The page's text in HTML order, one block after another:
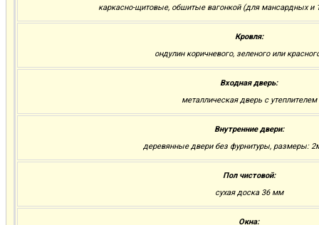
каркасно-щитовые, обшитые вагонкой (для мансардных и
Кровля:
ондулин коричневого, зеленого или
Входная дверь:
металлическая дверь с утеплителем
Внутренние двери:
деревянные двери без фурнитуры, размеры:
Пол чистовой:
сухая доска 36 мм
Окна: